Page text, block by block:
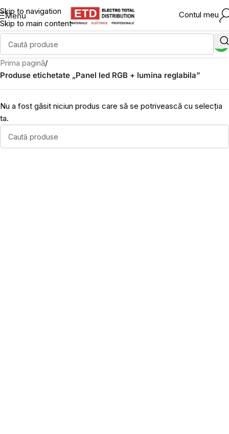
Skip to navigation
Skip to main content
Menu Contul meu
Prima pagină/
Produse etichetate „Panel led RGB + lumina reglabila”
Nu a fost găsit niciun produs care să se potrivească cu selecția
ta.